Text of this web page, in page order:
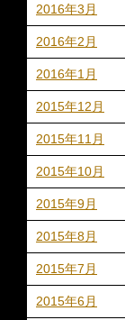
2016年3月
2016年2月
2016年1月
2015年12月
2015年11月
2015年10月
2015年9月
2015年8月
2015年7月
2015年6月